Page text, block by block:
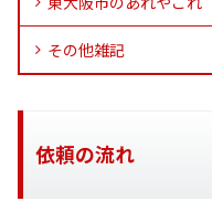
その他雑記
依頼の流れ